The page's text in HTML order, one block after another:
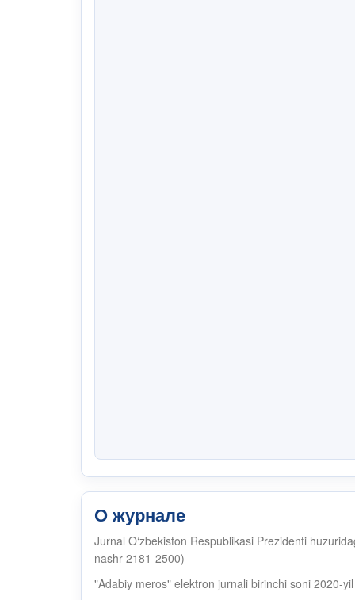
О журнале
Jurnal O‘zbekiston Respublikasi Prezidenti
nashr 2181-2500)
"Adabiy meros" elektron jurnali birinchi soni 2020-